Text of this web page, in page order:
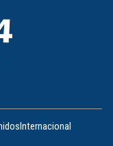
Internacional